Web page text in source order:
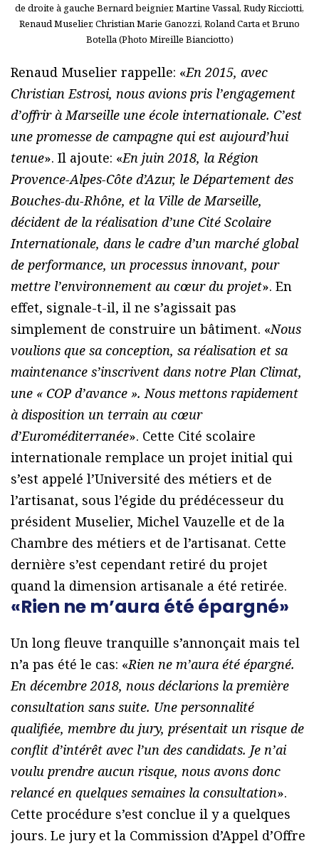
de droite à gauche Bernard beignier, Martine Vassal, Rudy Ricciotti,
Renaud Muselier, Christian Marie Ganozzi, Roland Carta et Bruno
Botella (Photo Mireille Bianciotto)
Renaud Muselier rappelle: «En 2015, avec
Christian Estrosi, nous avions pris l’engagement
d’offrir à Marseille une école internationale. C’est
une promesse de campagne qui est aujourd’hui
tenue». Il ajoute: «En juin 2018, la Région
Provence-Alpes-Côte d’Azur, le Département des
Bouches-du-Rhône, et la Ville de Marseille,
décident de la réalisation d’une Cité Scolaire
Internationale, dans le cadre d’un marché global
de performance, un processus innovant, pour
mettre l’environnement au cœur du projet». En
effet, signale-t-il, il ne s’agissait pas
simplement de construire un bâtiment. «Nous
voulions que sa conception, sa réalisation et sa
maintenance s’inscrivent dans notre Plan Climat,
une « COP d’avance ». Nous mettons rapidement
à disposition un terrain au cœur
d’Euroméditerranée». Cette Cité scolaire
internationale remplace un projet initial qui
s’est appelé l’Université des métiers et de
l’artisanat, sous l’égide du prédécesseur du
président Muselier, Michel Vauzelle et de la
Chambre des métiers et de l’artisanat. Cette
dernière s’est cependant retiré du projet
quand la dimension artisanale a été retirée.
«Rien ne m’aura été épargné»
Un long fleuve tranquille s’annonçait mais tel
n’a pas été le cas: «Rien ne m’aura été épargné.
En décembre 2018, nous déclarions la première
consultation sans suite. Une personnalité
qualifiée, membre du jury, présentait un risque de
conflit d’intérêt avec l’un des candidats. Je n’ai
voulu prendre aucun risque, nous avons donc
relancé en quelques semaines la consultation».
Cette procédure s’est conclue il y a quelques
jours. Le jury et la Commission d’Appel d’Offre